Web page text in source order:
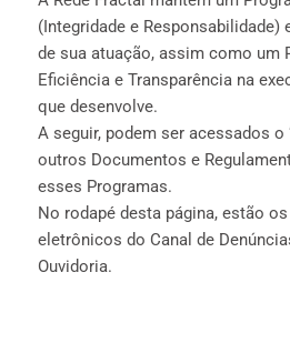
(Integridade e
de sua atuação, assim como um
Eficiência e Transparência na
que desenvolve.
A seguir, podem ser acessados o
outros Documentos e
esses Programas.
No rodapé desta página, estão
eletrônicos do Canal de
Ouvidoria.